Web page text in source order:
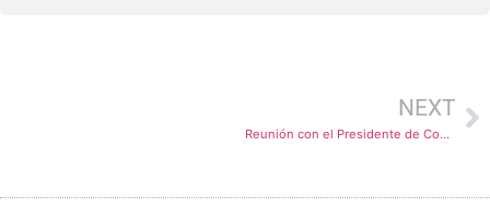
NEXT
Reunión con el Presidente de Comisión de Constitución Omar Chehade.